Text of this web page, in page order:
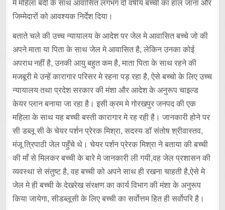
मे महिला बंदी के साथ आवासित लगभग दो वर्षीय बच्ची का हाल जाना और
जिम्मेदारों को आवश्यक निर्देश दिया।
बताते चले की उच्च न्यायालय के आदेश पर जेल मे आवासित बच्चे जो की
अपने माता या पिता के साथ जेल मे आवासित है, लेकिन उनका कोई
अपराध नहीं है, उनकी आयु बहुत कम है, माता पिता के साथ रहने की
मजबूरी मे उन्हें कारागार परिसर मे रहना पड़ रहा है, ऐसे बच्चो के लिए उच्च
न्यायालय तथा प्रदेश सरकार की मंशा और आदेश के अनुरूप चाइल्ड
केयर प्लान बनाया जा रहा है। इसी क्रम मे गोरखपुर जनपद की एक
महिला के साथ यह बच्ची बस्ती कारागार मे रह रही है। जानकारी होने पर
सी डब्लू सी के चेयर पर्शन प्रेरक मिश्रा, सदस्य डॉ संतोष श्रीवास्तव,
मंजू त्रिपाठी जेल पहुँचे थे। चेयर पर्शन प्रेरक मिश्रा ने बताया की बच्ची
की माँ से मिलकर बच्ची के बारे मे जानकारी ली गयी,वह जेल प्रशासन की
व्यवस्था से संतुष्ट है, वह बच्ची को अपने साथ ही रखना चाहती है,ऐसे मे
जेल मे ही बच्ची के देखरेख संरक्षण का कार्य विभाग की मंशा के अनुरूप
किया जायेगा, सीडब्लूसी के लिए बच्ची का सर्वोत्तम हित ही सर्वोपरि है।